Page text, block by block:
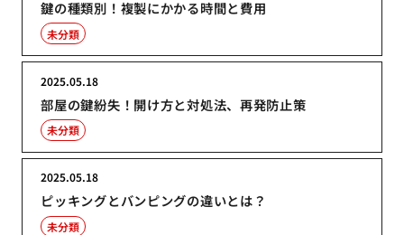
鍵の種類別！複製にかかる時間と費用
未分類
部屋の鍵紛失！開け方と対処法、再発防止策
2025.05.18
未分類
ピッキングとバンピングの違いとは？
2025.05.18
未分類